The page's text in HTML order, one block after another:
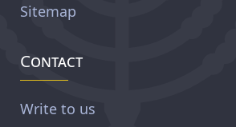
Sitemap
Contact
Write to us